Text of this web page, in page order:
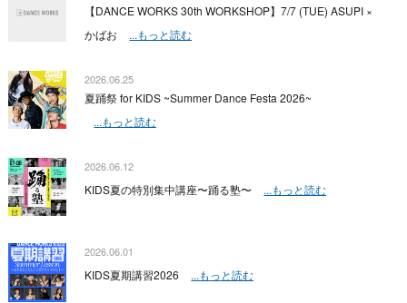
【DANCE WORKS 30th WORKSHOP】7/7 (TUE) ASUPI ×
かばお
...もっと読む
2026.06.25
夏踊祭 for KIDS ~Summer Dance Festa 2026~
...もっと読む
2026.06.12
KIDS夏の特別集中講座〜踊る塾〜 ...もっと読む
2026.06.01
KIDS夏期講習2026 ...もっと読む